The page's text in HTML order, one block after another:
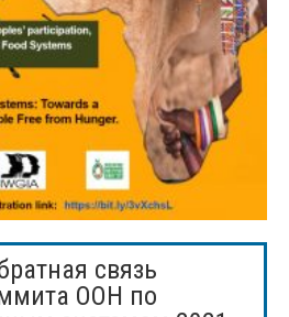
связь
ООН по